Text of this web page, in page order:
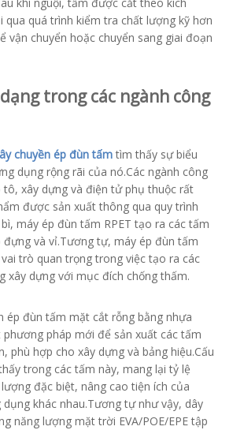
qua quá trình kiểm tra chất lượng kỹ hơn
vận chuyển hoặc chuyển sang giai đoạn
trong các ngành công
chuyền ép đùn tấmtìm thấy sự biểu
dụng rộng rãi của nó.Các ngành công
tô, xây dựng và điện tử phụ thuộc rất
được sản xuất thông qua quy trình
máy ép đùn tấm RPET tạo ra các tấm
đựng và vỉ.Tương tự, máy ép đùn tấm
trò quan trọng trong việc tạo ra các
xây dựng với mục đích chống thấm.
ép đùn tấm mặt cắt rỗng bằng nhựa
phương pháp mới để sản xuất các tấm
phù hợp cho xây dựng và bảng hiệu.Cấu
trong các tấm này, mang lại tỷ lệ
đặc biệt, nâng cao tiện ích của
khác nhau.Tương tự như vậy, dây
năng lượng mặt trời EVA/POE/EPE tập